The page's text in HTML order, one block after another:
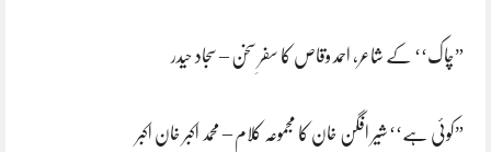
”چاک‘‘ کے شاعر، احمد وقاص کا سفرِ سخن – سجاد حیدر
”کوئی ہے‘‘ شیر افگن خان کا مجموعہ کلام – محمد اکبر خان اکبر